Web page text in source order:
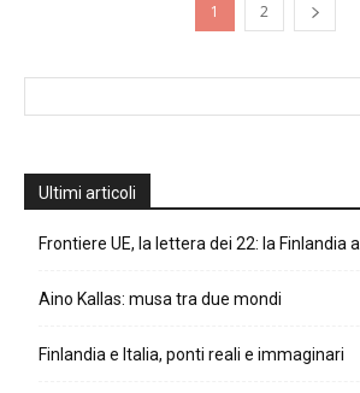
1 2
Ultimi articoli
Frontiere UE, la lettera dei 22: la Finlandia
Aino Kallas: musa tra due mondi
Finlandia e Italia, ponti reali e immaginari